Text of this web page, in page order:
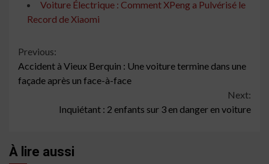
Voiture Électrique : Comment XPeng a Pulvérisé le
Record de Xiaomi
Continue
Reading
Previous:
Accident à Vieux Berquin : Une voiture termine dans une
façade après un face-à-face
Next:
Inquiétant : 2 enfants sur 3 en danger en voiture
À lire aussi